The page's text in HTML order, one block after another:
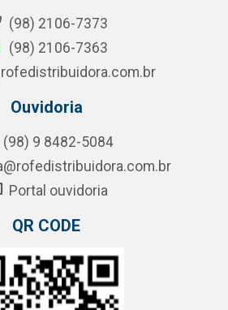
(98) 2106-7373
(98) 2106-7363
Ouvidoria
(98) 9 8482-5084
Portal ouvidoria
QR CODE